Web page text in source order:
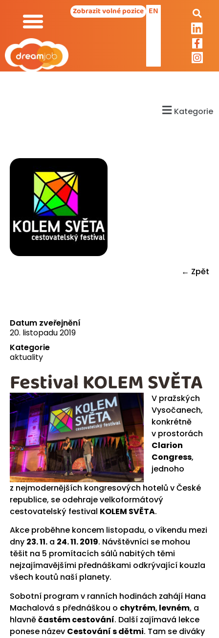
Zobrazit volné pozice EN
Kategorie
← Zpět
Datum zveřejnění
20. listopadu 2019
Kategorie
aktuality
V pražských
Vysočanech,
konkrétně
v prostorách
Clarion
Congress,
jednoho
z nejmodernějších kongresových hotelů v České
republice, se odehraje velkoformátový
cestovatelský festival KOLEM SVĚTA.
Akce proběhne koncem listopadu, o víkendu mezi
dny 23. 11. a 24. 11. 2019. Návštěvníci se mohou
těšit na 5 promítacích sálů nabitých těmi
nejzajímavějšími přednáškami odkrývající kouzla
všech koutů naší planety.
Sobotní program v ranních hodinách zahájí Hana
Machalová s přednáškou o chytrém, levném, a
hlavněčastém cestování. Další zajímavá lekce
ponese název Cestování s dětmi. Tam se diváky
Festival KOLEM SVĚTA